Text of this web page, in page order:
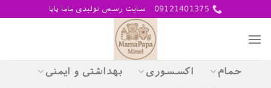
content
09121401375 سایت رسمی تولیدی ماما پاپا
حمام اکسسوری بهداشتی و ایمنی